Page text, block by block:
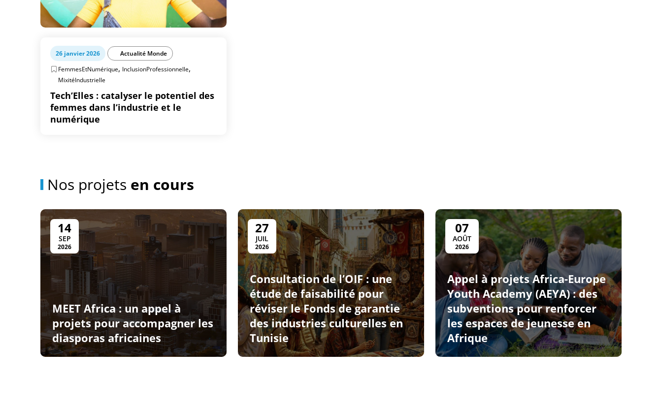
26 janvier 2026
Actualité Monde
FemmesEtNumérique, InclusionProfessionnelle,
MixitéIndustrielle
Tech’Elles : catalyser le potentiel des
femmes dans l’industrie et le
numérique
Nos projets en cours
14
SEP
2026
MEET Africa : un appel à
projets pour accompagner les
diasporas africaines
27
JUIL
2026
Consultation de l’OIF : une
étude de faisabilité pour
réviser le Fonds de garantie
des industries culturelles en
Tunisie
07
AOÛT
2026
Appel à projets Africa-Europe
Youth Academy (AEYA) : des
subventions pour renforcer
les espaces de jeunesse en
Afrique